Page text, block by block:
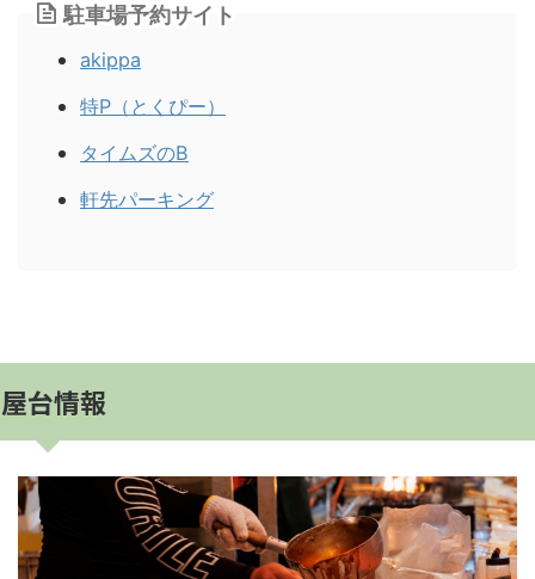
駐車場予約サイト
akippa
特P（とくぴー）
タイムズのB
軒先パーキング
屋台情報